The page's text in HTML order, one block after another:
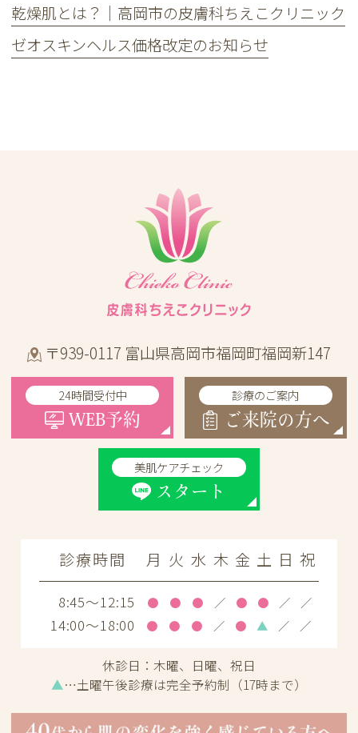
乾燥肌とは？｜高岡市の皮膚科ちえこクリニック
ゼオスキンヘルス価格改定のお知らせ
〒939-0117 富山県高岡市福岡町福岡新147
24時間受付中
WEB予約
診療のご案内
ご来院の方へ
美肌ケアチェック
スタート
診療時間 月 火 水 木 金 土 日 祝
8:45～12:15 ● ● ● ／ ● ● ／ ／
14:00～18:00 ● ● ● ／ ● ▲ ／ ／
休診日： 木曜、日曜、祝日
▲…土曜午後診療は完全予約制（17時まで）